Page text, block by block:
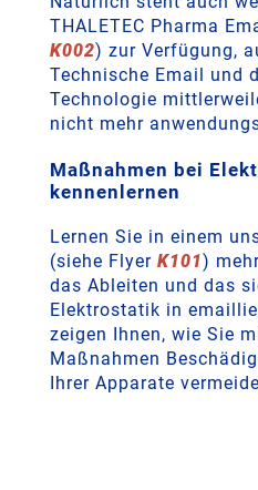
THALETEC Pharma
K002) zur Verfügung,
Technische Email und
Technologie
nicht mehr
Maßnahmen bei
kennenlernen
Lernen Sie in einem
(siehe Flyer K101)
das Ableiten und das
Elektrostatik in
zeigen Ihnen, wie Sie
Maßnahmen
Ihrer Apparate